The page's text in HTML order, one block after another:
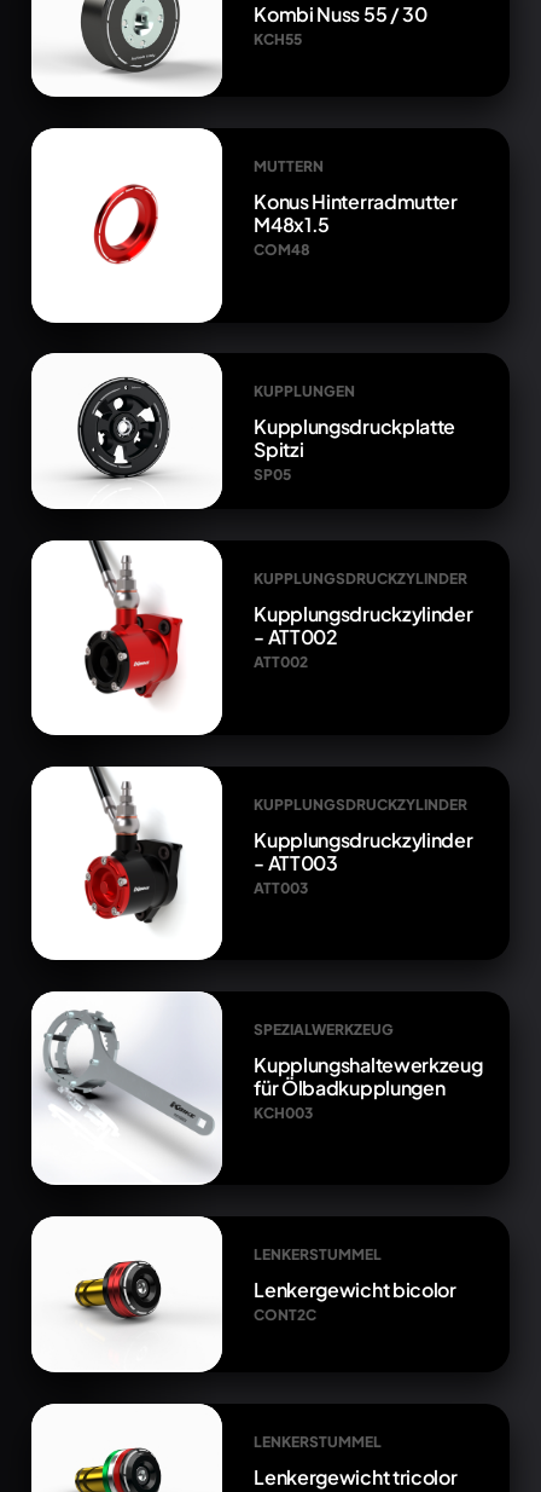
Kombi Nuss 55 / 30
KCH55
MUTTERN
Konus Hinterradmutter
M48x1.5
COM48
KUPPLUNGEN
Kupplungsdruckplatte
Spitzi
SP05
KUPPLUNGSDRUCKZYLINDER
Kupplungsdruckzylinder
- ATT002
ATT002
KUPPLUNGSDRUCKZYLINDER
Kupplungsdruckzylinder
- ATT003
ATT003
SPEZIALWERKZEUG
Kupplungshaltewerkzeug
für Ölbadkupplungen
KCH003
LENKERSTUMMEL
Lenkergewicht bicolor
CONT2C
LENKERSTUMMEL
Lenkergewicht tricolor